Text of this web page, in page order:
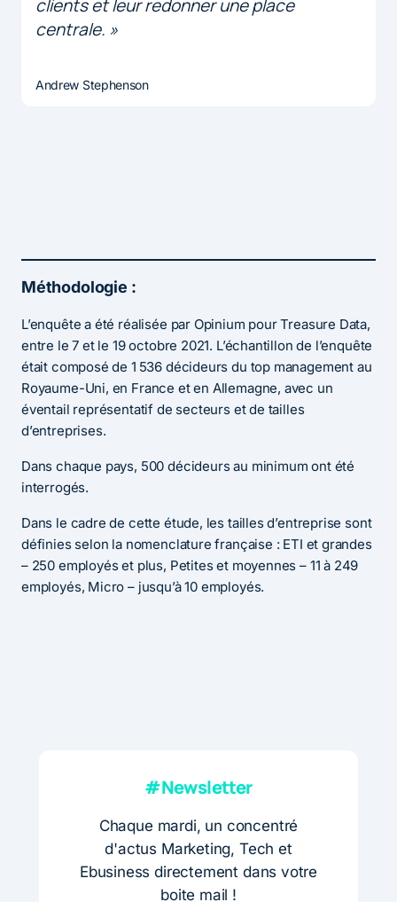
clients et leur redonner une place
centrale. »
Andrew Stephenson
Méthodologie :
L’enquête a été réalisée par Opinium pour Treasure Data,
entre le 7 et le 19 octobre 2021. L’échantillon de l’enquête
était composé de 1 536 décideurs du top management au
Royaume-Uni, en France et en Allemagne, avec un
éventail représentatif de secteurs et de tailles
d’entreprises.
Dans chaque pays, 500 décideurs au minimum ont été
interrogés.
Dans le cadre de cette étude, les tailles d’entreprise sont
définies selon la nomenclature française : ETI et grandes
– 250 employés et plus, Petites et moyennes – 11 à 249
employés, Micro – jusqu’à 10 employés.
#Newsletter
Chaque mardi, un concentré
d'actus Marketing, Tech et
Ebusiness directement dans votre
boite mail !